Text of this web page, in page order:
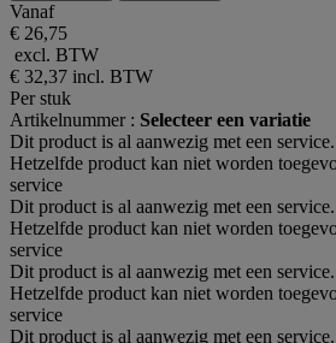
Vanaf
€ 26,75
excl. BTW
€ 32,37 incl. BTW
Per stuk
Artikelnummer : Selecteer een variatie
Dit product is al aanwezig met een service.
Hetzelfde product kan niet worden
service
Dit product is al aanwezig met een service.
Hetzelfde product kan niet worden
service
Dit product is al aanwezig met een service.
Hetzelfde product kan niet worden
service
Dit product is al aanwezig met een service.